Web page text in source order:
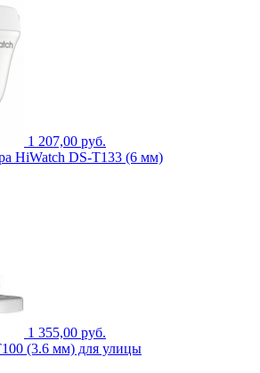
1 207,00 руб.
HiWatch DS-T133 (6 мм)
1 355,00 руб.
(3.6 мм) для улицы